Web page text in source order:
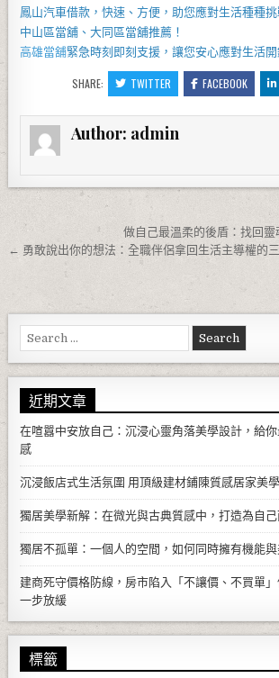
鳳山汽車借款 ，快速、方便，助您應對生活種種挑
中山區當舖 、大同區當舖推薦！
高雄當舖緊急時刻即刻支援，讓您安心應對生活開
SHARE: TWITTER FACEBOOK
Author: admin
文章導覽
做自己最溫柔的後盾：找回
← 勇敢說出你的想法：全職伴侶拿回生活主導權的
Search for:
近期文章
在喧囂中安放自己：沉浸心靈角落美學設計，給
感
沉浸飯店式生活氛圍 用頂級建材鋪陳質感居家美學
獨居美學新解：在微光與古典質感中，打造為自
獨居不孤單：一個人的空間，如何同時擁有機能與
建商死守價格防線，房市陷入「不讓價、不買單
一步放緩
標籤